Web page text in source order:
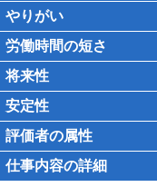
やりがい
労働時間の短さ
将来性
安定性
評価者の属性
仕事内容の詳細